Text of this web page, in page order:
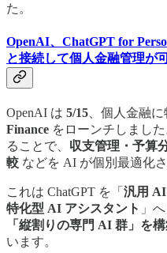
た。
OpenAI、ChatGPT for
と接続して個人金融管理が
OpenAI は 5/15 、個人金融
Finance をローンチしまし
ることで、 収支管理・予算
較 などを AI が個別最適化
これは ChatGPT を「 汎用 AI
特化型 AI アシスタント 」
「縦割りの専門 AI 群」を
います。